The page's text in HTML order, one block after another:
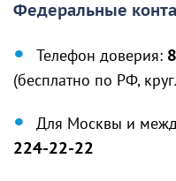
Федеральные
Телефон доверия:
(бесплатно по РФ,
Для Москвы и
224-22-22